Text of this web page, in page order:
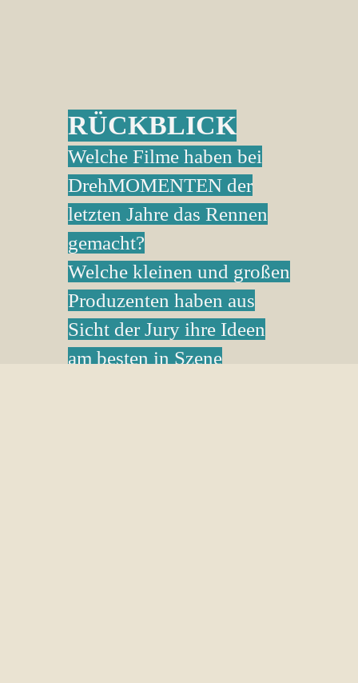
RÜCKBLICK
Welche Filme haben bei
DrehMOMENTEN der
letzten Jahre das Rennen
gemacht?
Welche kleinen und großen
Produzenten haben aus
Sicht der Jury ihre Ideen
am besten in Szene